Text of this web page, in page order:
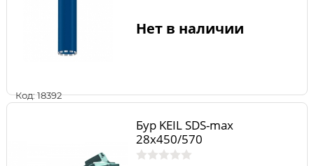
Код: 18392
Нет в наличии
Бур KEIL SDS-max
28х450/570